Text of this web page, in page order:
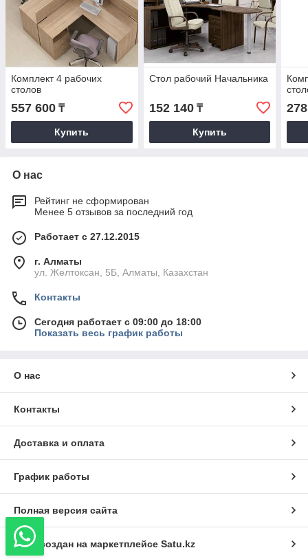
Комплект 4 рабочих
столов
557 600 ₸
Купить
Стол рабочий Начальника
152 140₸
Купить
О нас
Рейтинг не сформирован
Менее 5 отзывов за последний год
Работает с 27.12.2015
г. Алматы
ул. Желтоксан, 5Б, Алматы, Казахстан
Контакты
Сегодня работает с 09:00 до 18:00
Показать весь график работы
О нас
Контакты
Доставка и оплата
График работы
Полная версия сайта
Сайт создан на маркетплейсе Satu.kz